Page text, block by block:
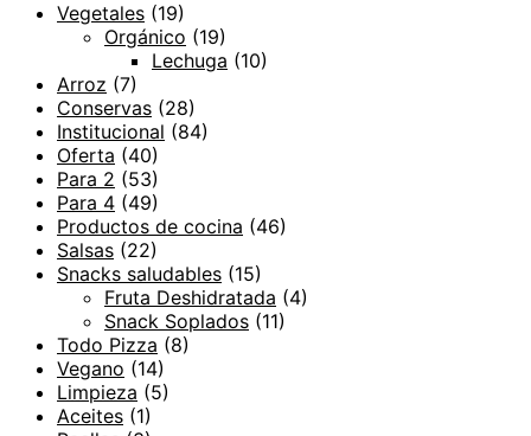
Vegetales (19)
Orgánico (19)
Lechuga (10)
Arroz (7)
Conservas (28)
Institucional (84)
Oferta (40)
Para 2 (53)
Para 4 (49)
Productos de cocina (46)
Salsas (22)
Snacks saludables (15)
Fruta Deshidratada (4)
Snack Soplados (11)
Todo Pizza (8)
Vegano (14)
Limpieza (5)
Aceites (1)